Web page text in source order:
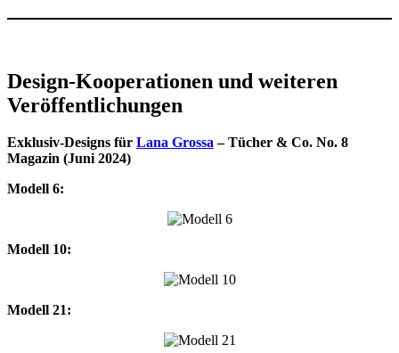
Design-Kooperationen und weiteren
Veröffentlichungen
Exklusiv-Designs für Lana Grossa– Tücher & Co. No. 8
Magazin (Juni 2024)
Modell 6:
Modell 10:
Modell 21: